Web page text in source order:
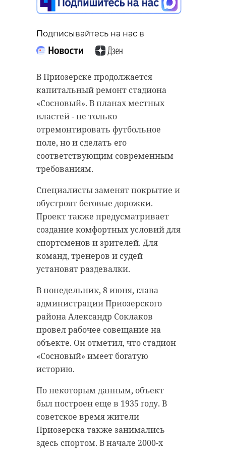
Подписывайтесь на нас в
В Приозерске продолжается
капитальный ремонт стадиона
«Сосновый». В планах местных
властей - не только
отремонтировать футбольное
поле, но и сделать его
соответствующим современным
требованиям.
Специалисты заменят покрытие и
обустроят беговые дорожки.
Проект также предусматривает
создание комфортных условий для
спортсменов и зрителей. Для
команд, тренеров и судей
установят раздевалки.
В понедельник, 8 июня, глава
администрации Приозерского
района Александр Соклаков
провел рабочее совещание на
объекте. Он отметил, что стадион
«Сосновый» имеет богатую
историю.
По некоторым данным, объект
был построен еще в 1935 году. В
советское время жители
Приозерска также занимались
здесь спортом. В начале 2000-х
Подписывайтесь на нас в
В минувшие выходные в Санкт-
Петербурге завершился III этап
Кубка России по практической
стрельбе в дисциплине «карабин
пистолетного калибра».
Спортсмены из Ленинградской
области завоевали на турнире
мест.
В личном зачете среди мужчин
Василий Иванов занял второе
место, а Роман Мазурин - третье.
Ольга Пичугова взяла серебро
среди женщин, - рассказали в
В дуэльной стрельбе
победителями стали Роман
Мазурин и Ольга Пичугова.
Серебро в этой категории взял
Василий Иванов, бронзу - Дарья
Реверук. В командном зачете
место.
Отметим, III этап Кубка России по
практической стрельбе в
дисциплине «карабин
Подписывайтесь на нас в
Рождаемость и
продолжительность жизни
напрямую связаны с качеством
медицины. Люди готовы создавать
могут получить нормальную,
доступную и человеческую
медицинскую помощь, отметил во
вторник, 9 июня, губернатор
Ленинградской области Александр
Дрозденко в своем канале в MAX.
"Рождение детей и
продолжительность
жизни — это не
разные задачи.
Решение создать
семью и дать жизнь
доверия к медицине
— качественной,
комфортной,
человечной. А